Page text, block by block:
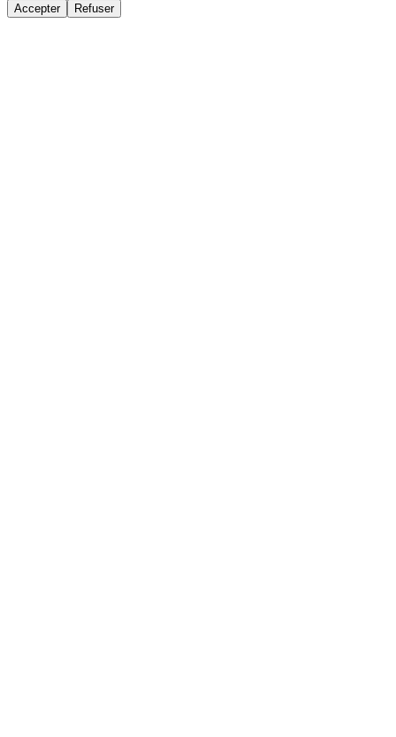
Accepter Refuser